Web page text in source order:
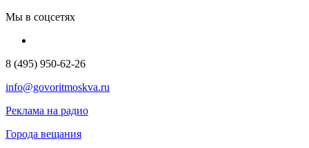
Мы в соцсетях
8 (495) 950-62-26
info@govoritmoskva.ru
Реклама на радио
Города вещания